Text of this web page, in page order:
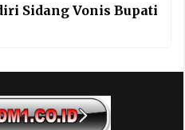
Sidang Vonis Bupati